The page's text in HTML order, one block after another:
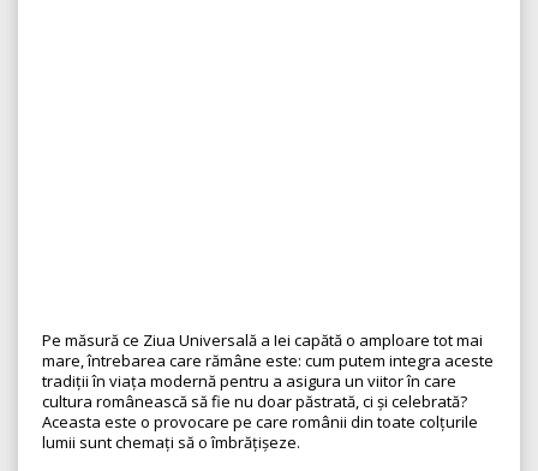
Pe măsură ce Ziua Universală a Iei capătă o amploare tot mai
mare, întrebarea care rămâne este: cum putem integra aceste
tradiții în viața modernă pentru a asigura un viitor în care
cultura românească să fie nu doar păstrată, ci și celebrată?
Aceasta este o provocare pe care românii din toate colțurile
lumii sunt chemați să o îmbrățișeze.